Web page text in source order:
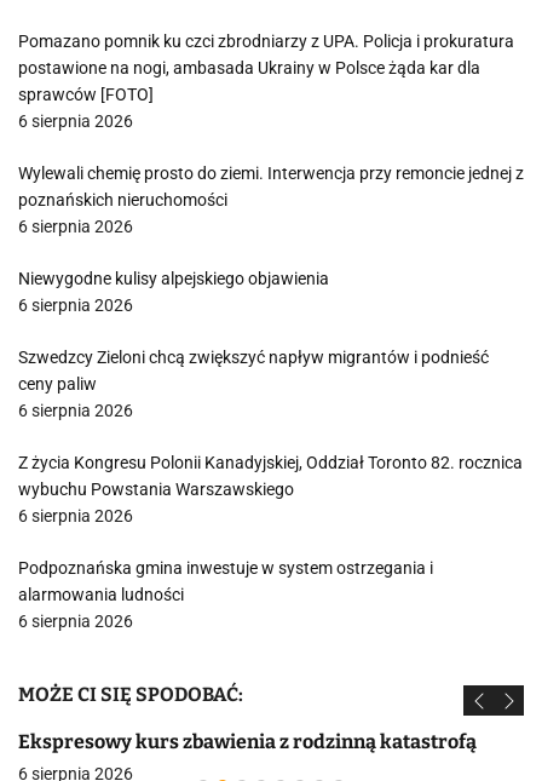
Pomazano pomnik ku czci zbrodniarzy z UPA. Policja i prokuratura
postawione na nogi, ambasada Ukrainy w Polsce żąda kar dla
sprawców [FOTO]
6 sierpnia 2026
Wylewali chemię prosto do ziemi. Interwencja przy remoncie jednej z
poznańskich nieruchomości
6 sierpnia 2026
Niewygodne kulisy alpejskiego objawienia
6 sierpnia 2026
Szwedzcy Zieloni chcą zwiększyć napływ migrantów i podnieść
ceny paliw
6 sierpnia 2026
Z życia Kongresu Polonii Kanadyjskiej, Oddział Toronto 82. rocznica
wybuchu Powstania Warszawskiego
6 sierpnia 2026
Podpoznańska gmina inwestuje w system ostrzegania i
alarmowania ludności
6 sierpnia 2026
MOŻE CI SIĘ SPODOBAĆ:
Ekspresowy kurs zbawienia z rodzinną katastrofą
6 sierpnia 2026